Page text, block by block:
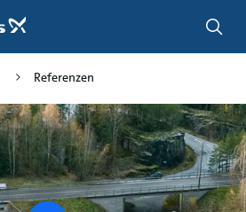
Referenzen